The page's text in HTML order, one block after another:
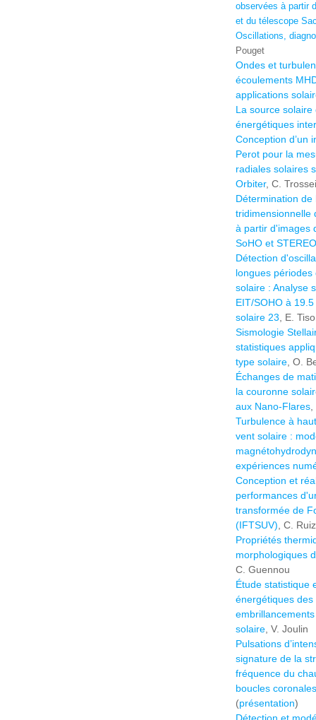
observées à partir
et du télescope
Oscillations,
Pouget
Ondes et
écoulements
applications
La source solaire
énergétiques
Conception d’un
Perot pour la
radiales solaires
Orbiter, C.
Détermination de
tridimensionnelle
à partir d'images
SoHO et STEREO
Détection
longues
solaire : Analyse
EIT/SOHO à
solaire 23 , E.
Sismologie
statistiques
type solaire , O.
Échanges de
la couronne
aux Nano-Flares
Turbulence à
vent solaire :
expériences
Conception et
performances
transformée de
(IFTSUV) , C.
Propriétés
morphologiques
C. Guennou
Étude statistique
énergétiques des
solaire , V. Joulin
Pulsations
signature de la
fréquence du
boucles
(présentation)